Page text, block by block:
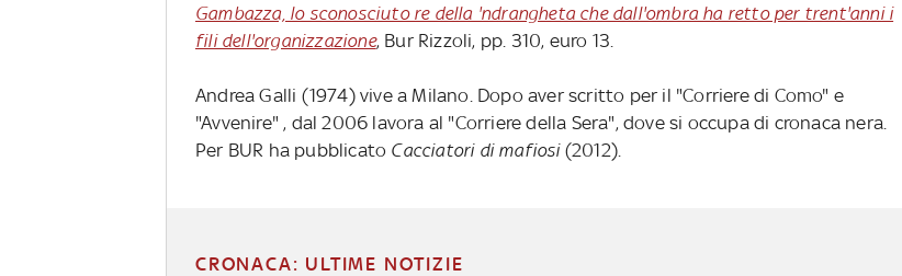
Gambazza, lo sconosciuto re della 'ndrangheta che dall'ombra ha retto per trent'anni i
fili dell'organizzazione, Bur Rizzoli, pp. 310, euro 13.
Andrea Galli (1974) vive a Milano. Dopo aver scritto per il "Corriere di Como" e
"Avvenire" , dal 2006 lavora al "Corriere della Sera", dove si occupa di cronaca nera.
Per BUR ha pubblicato Cacciatori di mafiosi(2012).
CRONACA: ULTIME NOTIZIE